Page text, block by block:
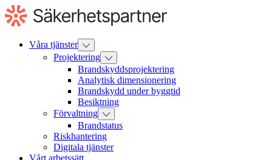
Till
innehåll
Våra tjänster
Projektering
Brandskyddsprojektering
Analytisk dimensionering
Brandskydd under byggtid
Besiktning
Förvaltning
Brandstatus
Riskhantering
Digitala tjänster
Vårt arbetssätt